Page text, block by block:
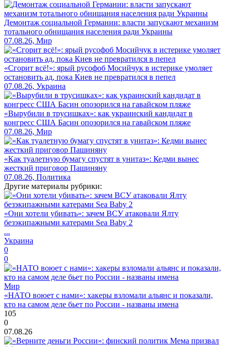
Демонтаж социальной Германии: власти запускают механизм
тотального обнищания населения ради Украины
07.08.26, Мир
«Сгорит всё!»: ярый русофоб Мосийчук в истерике умоляет
остановить ад, пока Киев не превратился в пепел
07.08.26, Украина
«Вырубили в трусишках»: как украинский кандидат в
конгресс США Басин опозорился на гавайском пляже
07.08.26, Мир
«Как туалетную бумагу спустят в унитаз»: Кедми вынес
жесткий приговор Пашиняну
07.08.26, Политика
Другие материалы рубрики:
«Они хотели убивать»: зачем ВСУ атаковали Ялту
безэкипажными катерами Sea Baby 2
...
Украина
0
0
Мир
«НАТО воюет с нами»: хакеры взломали альянс и показали,
кто на самом деле бьет по России - названы имена
105
0
07.08.26